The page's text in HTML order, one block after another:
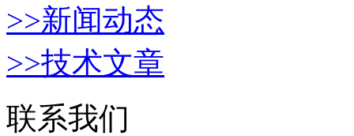
>>新闻动态
>>技术文章
联系我们